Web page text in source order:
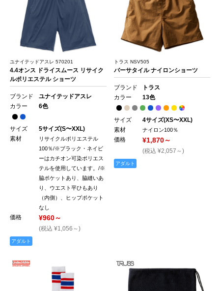
ユナイテッドアスレ 570201
4.4オンス ドライスムース リサイク
ルポリエステル ショーツ
ブランド
ユナイテッドアスレ
カラー
6色
サイズ
5サイズ(S〜XXL)
素材
リサイクルポリエステル
100％/※ブラック・ネイビ
ーはカチオン可染ポリエス
テルを使用しています。/※
脇ポケットあり、脇縫いあ
り、ウエスト平ひもあり
（内側）、ヒップポケット
なし
価格 ¥960～
(税込 ¥1,056～)
アダルト
トラス NSV505
バーサタイル ナイロンショーツ
ブランド
トラス
カラー
13色
サイズ
4サイズ(XS〜XXL)
素材
ナイロン100％
価格 ¥1,870～
(税込 ¥2,057～)
アダルト